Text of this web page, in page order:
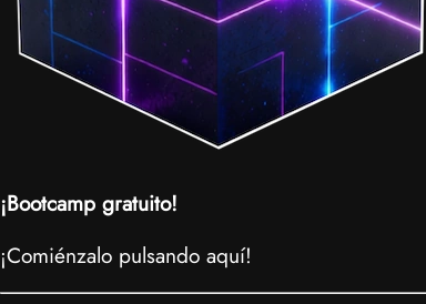
¡Bootcamp gratuito!
¡Comiénzalo pulsando aquí!